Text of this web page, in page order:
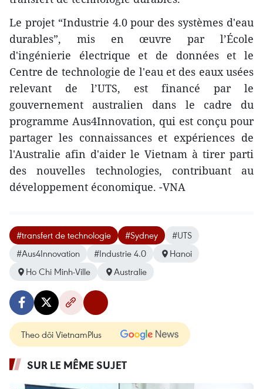
Le projet “Industrie 4.0 pour des systèmes d'eau
durables”, mis en œuvre par l’École
d'ingénierie électrique et de données et le
Centre de technologie de l'eau et des eaux usées
relevant de l’UTS, est financé par le
gouvernement australien dans le cadre du
programme Aus4Innovation, qui est conçu pour
partager les connaissances et expériences de
l'Australie afin d'aider le Vietnam à tirer parti
des nouvelles technologies, contribuant au
développement économique. -VNA
#transfert de technologie #Sydney
#UTS
#Aus4Innovation
#Industrie 4.0
Hanoi
Ho Chi Minh-Ville
Australie
Theo dõi VietnamPlus
SUR LE MÊME SUJET